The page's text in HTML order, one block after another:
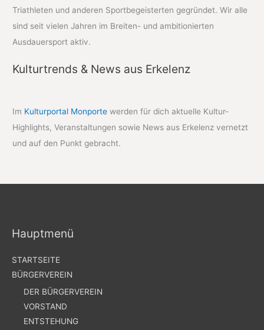
Triathleten und anderen Sportbegeisterten gegründet. Wir alle
sind seit vielen Jahren im Breiten- und ambitionierten
Ausdauersport aktiv.
Kulturtrends & News aus Erkelenz
Im Kulturportal Monporte werden für dich aktuelle Kultur-
Highlights, Veranstaltungen sowie News aus Erkelenz vernetzt
und auf den Punkt gebracht.
Hauptmenü
STARTSEITE
BÜRGERVEREIN
DER BÜRGERVEREIN
VORSTAND
ENTSTEHUNG